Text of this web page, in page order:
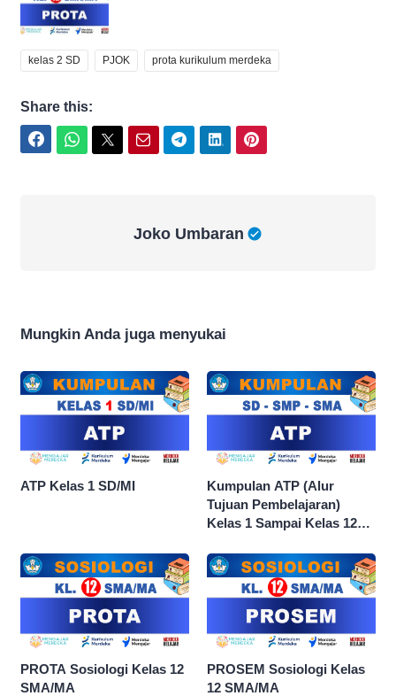
kelas 2 SD PJOK prota kurikulum merdeka
Share this:
Joko Umbaran
Mungkin Anda juga menyukai
ATP Kelas 1 SD/MI
Kumpulan ATP (Alur
Tujuan Pembelajaran)
Kelas 1 Sampai Kelas 12
PROTA Sosiologi Kelas 12
SMA/MA
PROSEM Sosiologi Kelas
12 SMA/MA